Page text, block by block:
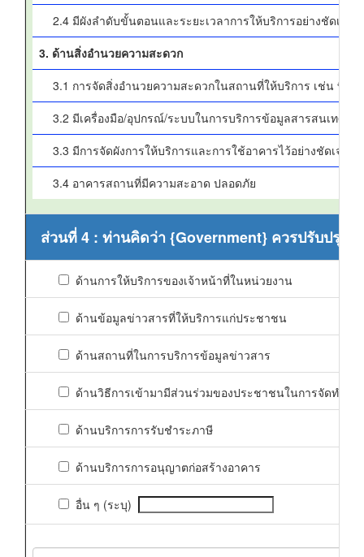
2.4 มีผังลำดับขั้นตอนและระยะเวลาการให้บริการอย่างชัดเจน
3. ด้านสิ่งอำนวยความสะดวก
3.1 การจัดสิ่งอำนวยความสะดวกในสถานที่ให้บริการ เช่น ที่จอ
3.2 มีเครื่องมือ/อุปกรณ์/ระบบในการบริการข้อมูลสารสนเทศ
3.3 มีการจัดผังการให้บริการและการใช้อาคารไว้อย่างชัดเจนส
3.4 อาคารสถานที่มีความสะอาด ปลอดภัย
ส่วนที่ 4 : ท่านคิดว่า {Government} ควรปรับปรุง
ด้านการให้บริการของเจ้าหน้าที่ในหน่วยงาน
ด้านข้อมูลข่าวสารที่ให้บริการแก่ประชาชน
ด้านสถานที่ในการบริการข้อมูลข่าวสาร
ด้านวิธีการเข้ามามีส่วนร่วมของประชาชนในการจัดทำแ
ด้านบริการการรับชำระภาษี
ด้านบริการการอนุญาตก่อสร้างอาคาร
อื่น ๆ (ระบุ)